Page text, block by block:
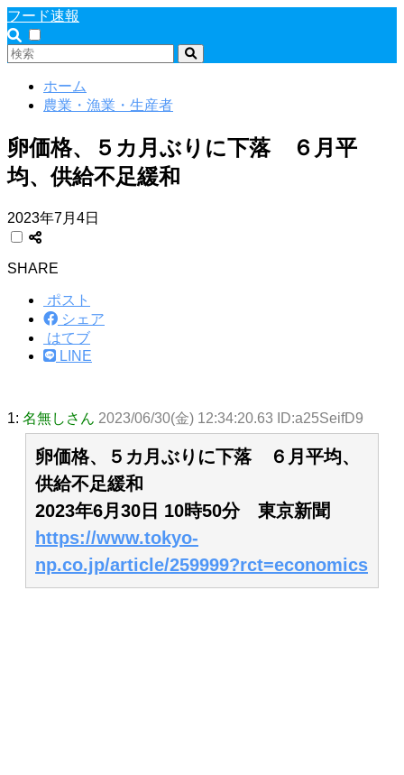
フード速報
ホーム
農業・漁業・生産者
卵価格、５カ月ぶりに下落 ６月平
均、供給不足緩和
2023年7月4日
SHARE
ポスト
シェア
はてブ
LINE
1: 名無しさん 2023/06/30(金) 12:34:20.63 ID:a25SeifD9
卵価格、５カ月ぶりに下落 ６月平均、
供給不足緩和
2023年6月30日 10時50分 東京新聞
https://www.tokyo-
np.co.jp/article/259999?rct=economics